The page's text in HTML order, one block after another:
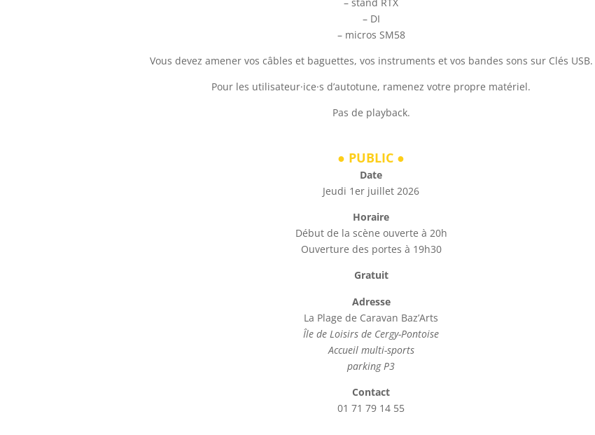
– DI
– micros SM58
Vous devez amener vos câbles et baguettes, vos instruments et vos bandes sons sur Clés USB.
Pour les utilisateur·ice·s d’autotune, ramenez votre propre matériel.
Pas de playback.
● PUBLIC ●
Date
Jeudi 1er juillet 2026
Horaire
Début de la scène ouverte à 20h
Ouverture des portes à 19h30
Gratuit
Adresse
La Plage de Caravan Baz’Arts
Île de Loisirs de Cergy-Pontoise
Accueil multi-sports
parking P3
Contact
01 71 79 14 55